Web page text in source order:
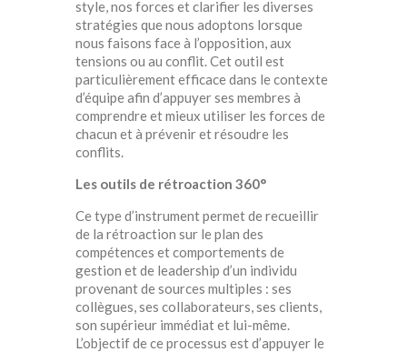
style, nos forces et clarifier les diverses
stratégies que nous adoptons lorsque
nous faisons face à l’opposition, aux
tensions ou au conflit. Cet outil est
particulièrement efficace dans le contexte
d’équipe afin d’appuyer ses membres à
comprendre et mieux utiliser les forces de
chacun et à prévenir et résoudre les
conflits.
Les outils de rétroaction 360°
Ce type d’instrument permet de recueillir
de la rétroaction sur le plan des
compétences et comportements de
gestion et de leadership d’un individu
provenant de sources multiples : ses
collègues, ses collaborateurs, ses clients,
son supérieur immédiat et lui-même.
L’objectif de ce processus est d’appuyer le